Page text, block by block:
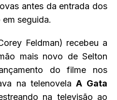
antes da entrada dos
seguida.
Feldman) recebeu a
mais novo de Selton
do filme nos
na telenovela A Gata
na televisão ao